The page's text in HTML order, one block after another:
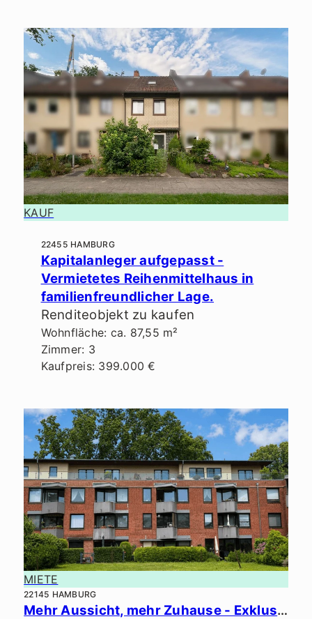
KAUF
22455 HAMBURG
Kapitalanleger aufgepasst -
Vermietetes Reihenmittelhaus in
familienfreundlicher Lage.
Renditeobjekt zu kaufen
Wohnfläche: ca. 87,55 m²
Zimmer: 3
Kaufpreis: 399.000 €
MIETE
22145 HAMBURG
Mehr Aussicht, mehr Zuhause - Exklusives Penthouse in ruhiger Lage.